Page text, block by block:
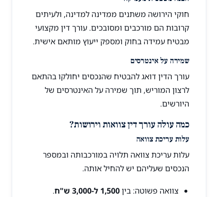
חוקי הירושה משתנים ממדינה למדינה, ולעיתים
קרובות הם מורכבים ומסובכים. עורך דין מקצועי
מבטיח עמידה בחוק ומספק ייעוץ מותאם אישית.
שמירה על אינטרסים
עורך הדין דואג להבטיח שהנכסים יחולקו בהתאם
לרצון המוריש, תוך שמירה על האינטרסים של
היורשים.
כמה עולה עורך דין צוואות וירושות?
עלות עריכת צוואה
עלות עריכת צוואה תלויה במורכבותה ובמספר
הנכסים שעליהם יש להחיל אותה.
צוואה פשוטה: בין1,500 ל-3,000 ש"ח
.